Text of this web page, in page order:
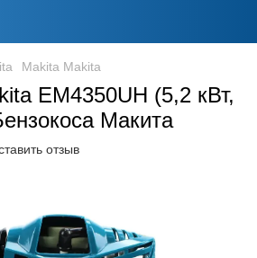
Makita Makita
EM4350UH (5,2 кВт,
Макита
отзыв